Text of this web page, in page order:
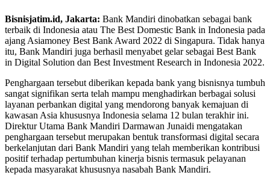
Bisnisjatim.id, Jakarta: Bank Mandiri dinobatkan sebagai bank
terbaik di Indonesia atau The Best Domestic Bank in Indonesia pada
ajang Asiamoney Best Bank Award 2022 di Singapura. Tidak hanya
itu, Bank Mandiri juga berhasil menyabet gelar sebagai Best Bank
in Digital Solution dan Best Investment Research in Indonesia 2022.
Penghargaan tersebut diberikan kepada bank yang bisnisnya tumbuh
sangat signifikan serta telah mampu menghadirkan berbagai solusi
layanan perbankan digital yang mendorong banyak kemajuan di
kawasan Asia khususnya Indonesia selama 12 bulan terakhir ini.
Direktur Utama Bank Mandiri Darmawan Junaidi mengatakan
penghargaan tersebut merupakan bentuk transformasi digital secara
berkelanjutan dari Bank Mandiri yang telah memberikan kontribusi
positif terhadap pertumbuhan kinerja bisnis termasuk pelayanan
kepada masyarakat khususnya nasabah Bank Mandiri.